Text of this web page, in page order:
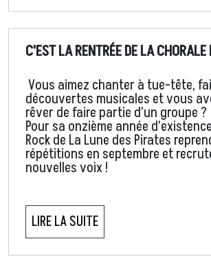
C'EST LA RENTRÉE DE LA CHORALE
Vous aimez chanter à tue-tête,
découvertes musicales et vous
rêver de faire partie d’un groupe ?
Pour sa onzième année
Rock de La Lune des Pirates
répétitions en septembre et
nouvelles voix !
LIRE LA SUITE